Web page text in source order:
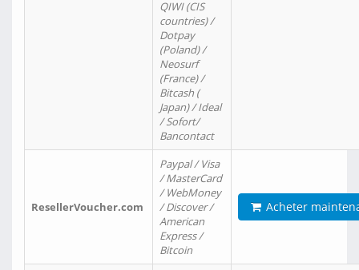
QIWI (CIS
countries) /
Dotpay
(Poland) /
Neosurf
(France) /
Bitcash (
Japan) / Ideal
/ Sofort/
Bancontact
ResellerVoucher.com
Paypal / Visa
/ MasterCard
/ WebMoney
/ Discover /
American
Express /
Bitcoin
Acheter